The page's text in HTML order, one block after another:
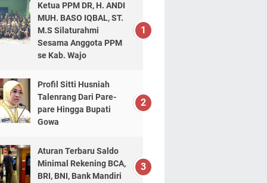
Ketua PPM DR, H. ANDI
MUH. BASO IQBAL, ST.
M.S Silaturahmi
Sesama Anggota PPM
se Kab. Wajo
Profil Sitti Husniah
Talenrang Dari Pare-
pare Hingga Bupati
Gowa
Aturan Terbaru Saldo
Minimal Rekening BCA,
BRI, BNI, Bank Mandiri